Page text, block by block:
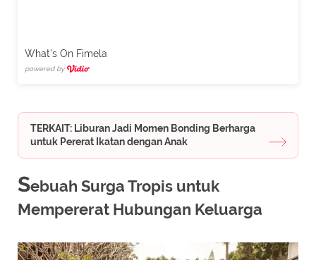
What's On Fimela
powered by
TERKAIT: Liburan Jadi Momen Bonding Berharga
untuk Pererat Ikatan dengan Anak
Sebuah Surga Tropis untuk
Mempererat Hubungan Keluarga